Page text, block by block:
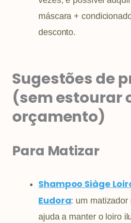
máscara +
desconto.
Sugestões de
(sem estourar
orçamento)
Para Matizar
Shampoo Siàge
Eudora: um matizador
ajuda a manter o loiro